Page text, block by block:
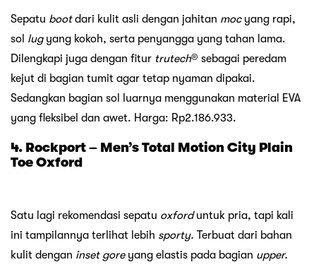
Sepatu bootdari kulit asli dengan jahitan moc yang rapi,
sol lugyang kokoh, serta penyangga yang tahan lama.
Dilengkapi juga dengan fitur trutech® sebagai peredam
kejut di bagian tumit agar tetap nyaman dipakai.
Sedangkan bagian sol luarnya menggunakan material EVA
yang fleksibel dan awet. Harga: Rp2.186.933.
4. Rockport – Men’s Total Motion City Plain
Toe Oxford
Satu lagi rekomendasi sepatu oxforduntuk pria, tapi kali
ini tampilannya terlihat lebih sporty. Terbuat dari bahan
kulit dengan inset goreyang elastis pada bagian upper.